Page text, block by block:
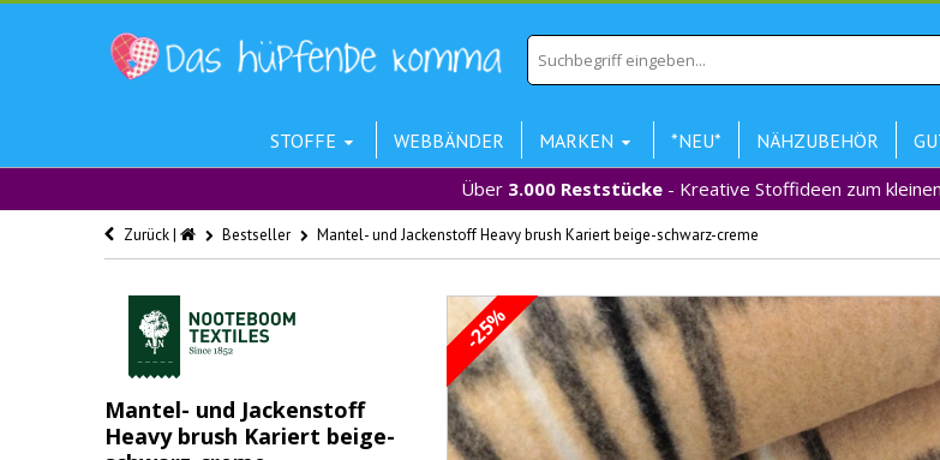
STOFFE WEBBÄNDER MARKEN *NEU* NÄHZUBEHÖR
Über 3.000 Reststücke - Kreative Stoffideen zum
Zurück | Bestseller Mantel- und Jackenstoff Heavy brush Kariert beige-schwarz-creme
Mantel- und Jackenstoff
Heavy brush Kariert beige-
-25%